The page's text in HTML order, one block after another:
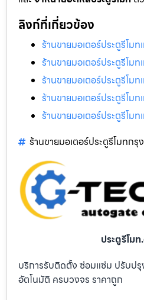
ลิงก์ที่เกี่ยวข้อง
ร้านขายมอเตอร์ประตูรีโมท
ร้านขายมอเตอร์ประตูรีโมท
ร้านขายมอเตอร์ประตูรีโมท
ร้านขายมอเตอร์ประตูรีโมท
ร้านขายมอเตอร์ประตูรีโมท
ร้านขายมอเตอร์ประตูรีโมทกรุ
ประตูรีโม
บริการรับติดตั้ง ซ่อมแซ่ม ปรับปรุ
อัตโนมัติ ครบวงจร ราคาถูก